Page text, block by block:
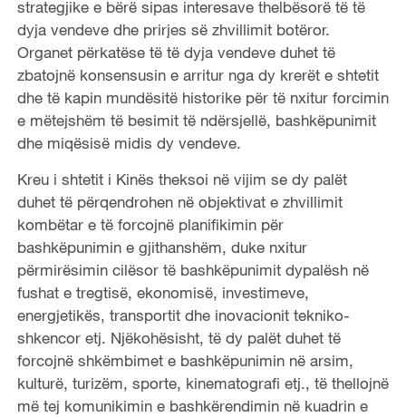
strategjike e bërë sipas interesave thelbësorë të të
dyja vendeve dhe prirjes së zhvillimit botëror.
Organet përkatëse të të dyja vendeve duhet të
zbatojnë konsensusin e arritur nga dy krerët e shtetit
dhe të kapin mundësitë historike për të nxitur forcimin
e mëtejshëm të besimit të ndërsjellë, bashkëpunimit
dhe miqësisë midis dy vendeve.
Kreu i shtetit i Kinës theksoi në vijim se dy palët
duhet të përqendrohen në objektivat e zhvillimit
kombëtar e të forcojnë planifikimin për
bashkëpunimin e gjithanshëm, duke nxitur
përmirësimin cilësor të bashkëpunimit dypalësh në
fushat e tregtisë, ekonomisë, investimeve,
energjetikës, transportit dhe inovacionit tekniko-
shkencor etj. Njëkohësisht, të dy palët duhet të
forcojnë shkëmbimet e bashkëpunimin në arsim,
kulturë, turizëm, sporte, kinematografi etj., të thellojnë
më tej komunikimin e bashkërendimin në kuadrin e